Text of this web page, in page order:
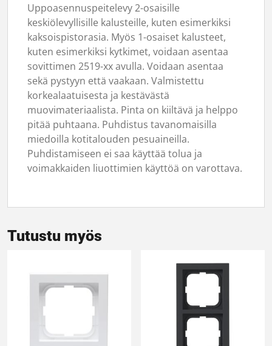
Uppoasennuspeitelevy 2-osaisille
keskiölevyllisille kalusteille, kuten esimerkiksi
kaksoispistorasia. Myös 1-osaiset kalusteet,
kuten esimerkiksi kytkimet, voidaan asentaa
sovittimen 2519-xx avulla. Voidaan asentaa
sekä pystyyn että vaakaan. Valmistettu
korkealaatuisesta ja kestävästä
muovimateriaalista. Pinta on kiiltävä ja helppo
pitää puhtaana. Puhdistus tavanomaisilla
miedoilla kotitalouden pesuaineilla.
Puhdistamiseen ei saa käyttää tolua ja
voimakkaiden liuottimien käyttöä on varottava.
Tutustu myös